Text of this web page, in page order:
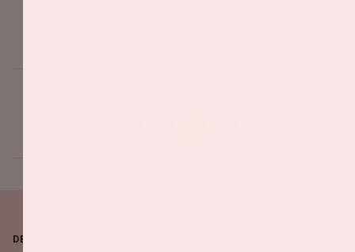
DE JOHAN CRUIJFF ARENA IS ALTIJD IN BEWEGING